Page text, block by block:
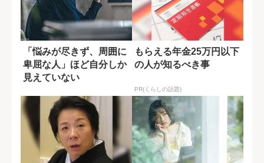
「悩みが尽きず、周囲に
卑屈な人」ほど自分しか
見えていない
もらえる年金25万円以下
の人が知るべき事
PR(くらしの話題)